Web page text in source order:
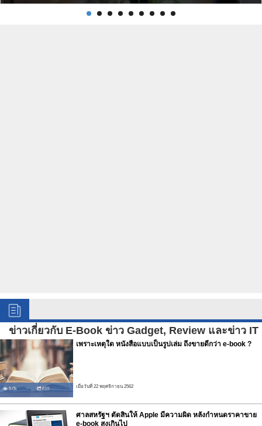
ข่าวเกี่ยวกับ E-Book ข่าว Gadget, Review และข่าว IT
5.0k 610
เพราะเหตุใด หนังสือแบบเป็นรูปเล่ม ถึงขายดีกว่า e-book ?
เมื่อวันที่ 22 พฤศจิกายน 2562
ศาลสหรัฐฯ ตัดสินให้ Apple มีความผิด หลังกำหนดราคาขาย
e-book สูงเกินไป